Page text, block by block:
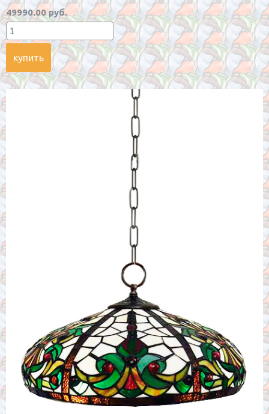
49990.00 руб.